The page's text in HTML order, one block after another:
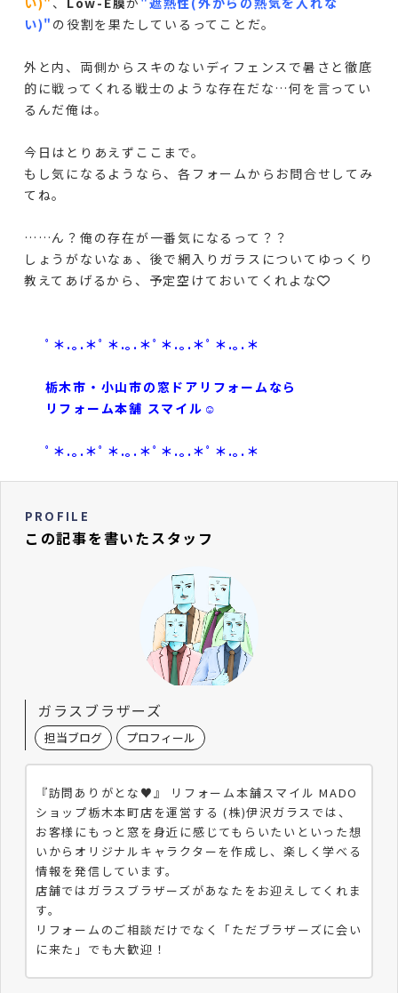
い)" の役割を果たしているってことだ。
外と内、両側からスキのないディフェンスで暑さと徹底
的に戦ってくれる戦士のような存在だな…何を言ってい
るんだ俺は。
今日はとりあえずここまで。
もし気になるようなら、各フォームからお問合せしてみ
てね。
……ん？俺の存在が一番気になるって？？
しょうがないなぁ、後で網入りガラスについてゆっくり
教えてあげるから、予定空けておいてくれよな💙
ﾟ＊.｡.＊ﾟ＊.｡.＊ﾟ＊.｡.＊ﾟ＊.｡.＊
栃木市・小山市の窓ドアリフォームなら
リフォーム本舗 スマイル☺︎
ﾟ＊.｡.＊ﾟ＊.｡.＊ﾟ＊.｡.＊ﾟ＊.｡.＊
PROFILE
この記事を書いたスタッフ
ガラスブラザーズ
担当ブログ プロフィール
『訪問ありがとな♥』 リフォーム本舗スマイル MADO
ショップ栃木本町店を運営する (株)伊沢ガラスでは、
お客様にもっと窓を身近に感じてもらいたいといった想
いからオリジナルキャラクターを作成し、楽しく学べる
情報を発信しています。
店舗ではガラスブラザーズがあなたをお迎えしてくれま
す。
リフォームのご相談だけでなく「ただブラザーズに会い
に来た」でも大歓迎！